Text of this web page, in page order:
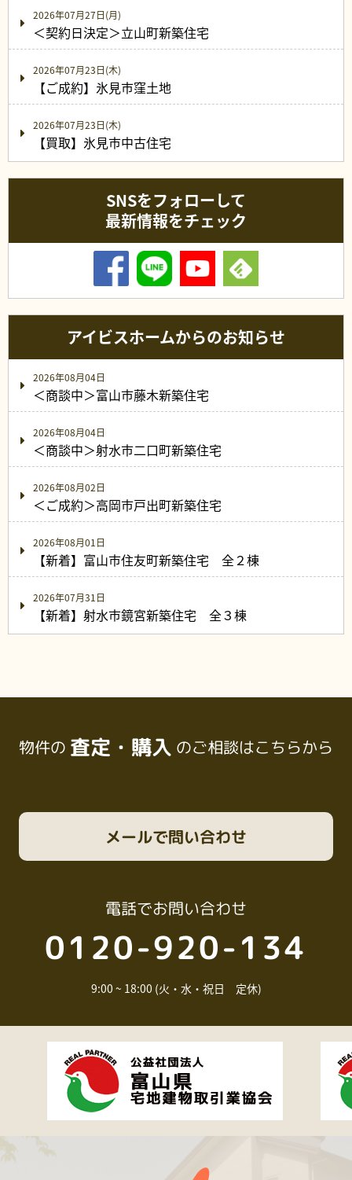
2026年07月27日(月)
＜契約日決定＞立山町新築住宅
2026年07月23日(木)
【ご成約】氷見市窪土地
2026年07月23日(木)
【買取】氷見市中古住宅
SNSをフォローして
最新情報をチェック
アイビスホームからのお知らせ
2026年08月04日
＜商談中＞富山市藤木新築住宅
2026年08月04日
＜商談中＞射水市二口町新築住宅
2026年08月02日
＜ご成約＞高岡市戸出町新築住宅
2026年08月01日
【新着】富山市住友町新築住宅 全２棟
2026年07月31日
【新着】射水市鏡宮新築住宅 全３棟
物件の 査定・購入 のご相談はこちらから
電話でお問い合わせ
0120-920-134
9:00 ~ 18:00 (火・水・祝日 定休)
メールで問い合わせ